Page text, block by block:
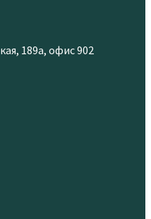
189а, офис 902